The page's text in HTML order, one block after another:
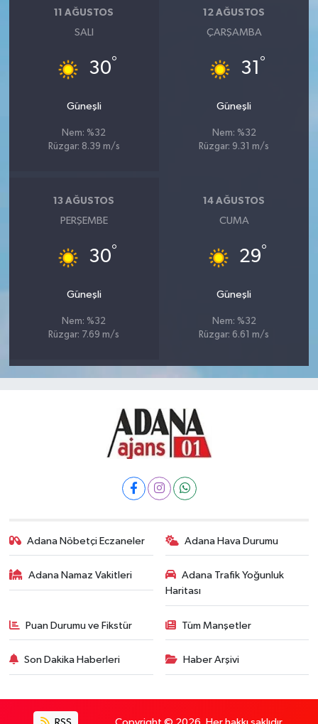
11 AĞUSTOS
SALI
30°
Güneşli
Nem: %32
Rüzgar: 8.39 m/s
12 AĞUSTOS
ÇARŞAMBA
31 °
Güneşli
Nem: %32
Rüzgar: 9.31 m/s
13 AĞUSTOS
PERŞEMBE
30°
Güneşli
Nem: %32
Rüzgar: 7.69 m/s
14 AĞUSTOS
CUMA
29°
Güneşli
Nem: %32
Rüzgar: 6.61 m/s
Adana Nöbetçi Eczaneler Adana Hava Durumu
Adana Namaz Vakitleri
Adana Trafik Yoğunluk
Haritası
Puan Durumu ve Fikstür Tüm Manşetler
Son Dakika Haberleri Haber Arşivi